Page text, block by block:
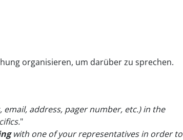
organisieren, um darüber zu sprechen.
address, pager number, etc.) in the
"
with one of your representatives in order to